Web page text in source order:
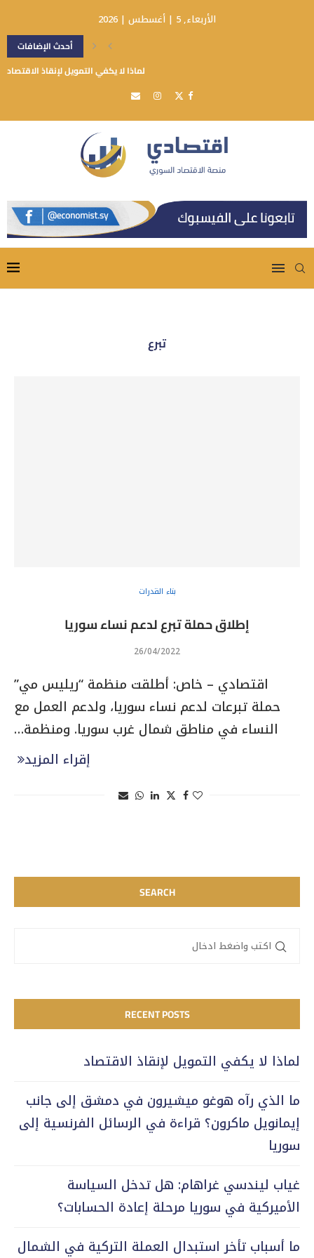
الأربعاء, 5 | أغسطس | 2026
أحدث الإضافات
لماذا لا يكفي التمويل لإنقاذ الاقتصاد
تبرع
بناء القدرات
إطلاق حملة تبرع لدعم نساء سوريا
26/04/2022
اقتصادي – خاص: أطلقت منظمة “ريليس مي”
حملة تبرعات لدعم نساء سوريا، ولدعم العمل مع
النساء في مناطق شمال غرب سوريا. ومنظمة…
إقراء المزيد
SEARCH
RECENT POSTS
لماذا لا يكفي التمويل لإنقاذ الاقتصاد
ما الذي رآه هوغو ميشيرون في دمشق إلى جانب
إيمانويل ماكرون؟ قراءة في الرسائل الفرنسية إلى
سوريا
غياب ليندسي غراهام: هل تدخل السياسة
الأميركية في سوريا مرحلة إعادة الحسابات؟
ما أسباب تأخر استبدال العملة التركية في الشمال